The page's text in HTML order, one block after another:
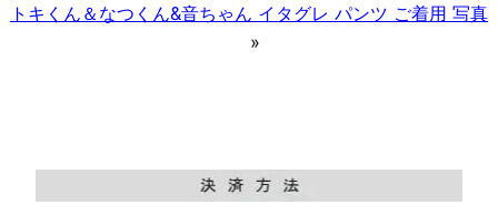
トキくん＆なつくん&音ちゃん イタグレ パンツ ご着用 写真
»